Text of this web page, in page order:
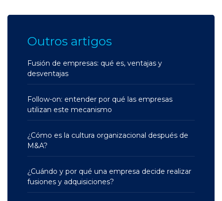
Outros artigos
Fusión de empresas: qué es, ventajas y
desventajas
Follow-on: entender por qué las empresas
utilizan este mecanismo
¿Cómo es la cultura organizacional después de
M&A?
¿Cuándo y por qué una empresa decide realizar
fusiones y adquisiciones?